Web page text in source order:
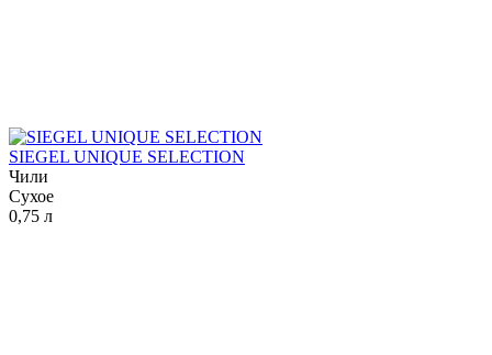
SIEGEL UNIQUE SELECTION
Чили
Сухое
0,75 л